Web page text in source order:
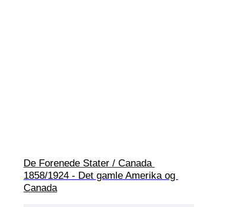
De Forenede Stater / Canada
1858/1924 - Det gamle Amerika og
Canada